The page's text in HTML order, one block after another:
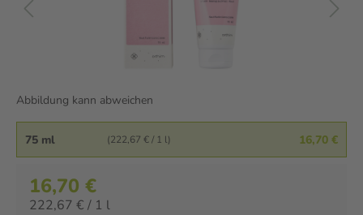
Abbildung kann abweichen
75 ml (222,67 € / 1 l) 16,70 €
16,70 €
222,67 € / 1 l